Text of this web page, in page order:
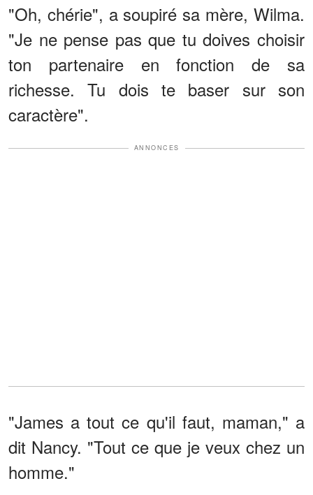
"Oh, chérie", a soupiré sa mère, Wilma.
"Je ne pense pas que tu doives choisir
ton partenaire en fonction de sa
richesse. Tu dois te baser sur son
caractère".
ANNONCES
"James a tout ce qu'il faut, maman," a
dit Nancy. "Tout ce que je veux chez un
homme."